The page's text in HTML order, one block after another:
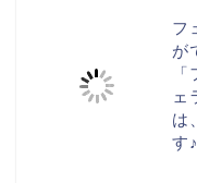
フ
が
ェ
は
す♪